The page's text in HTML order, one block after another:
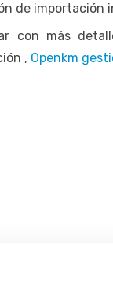
de importación
con más
, Openkm